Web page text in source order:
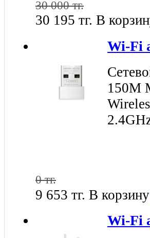
30 000 тг.
30 195 тг. В
Wi-Fi
150M
0 тг.
9 653 тг. В корзину
Wi-Fi